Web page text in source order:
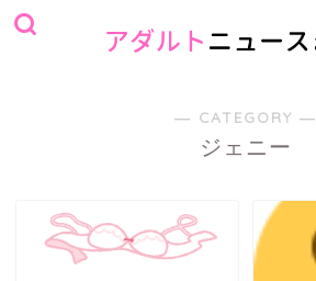
― CATEGORY ―
ジェニー